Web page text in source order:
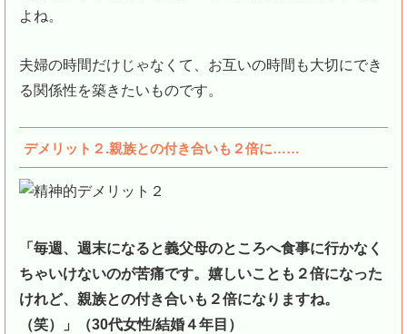
よね。
夫婦の時間だけじゃなくて、お互いの時間も大切にでき
る関係性を築きたいものです。
デメリット２.親族との付き合いも２倍に……
「毎週、週末になると義父母のところへ食事に行かなく
ちゃいけないのが苦痛です。嬉しいことも２倍になった
けれど、親族との付き合いも２倍になりますね。
（笑）」（30代女性/結婚４年目）